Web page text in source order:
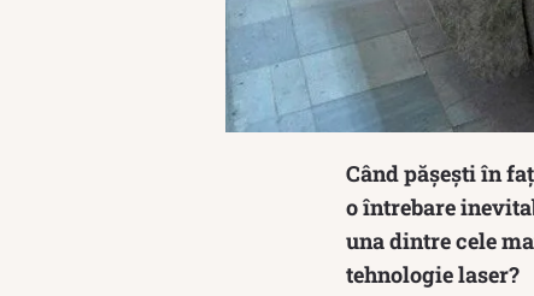
Când pășești în
o întrebare
una dintre cele
tehnologie laser?